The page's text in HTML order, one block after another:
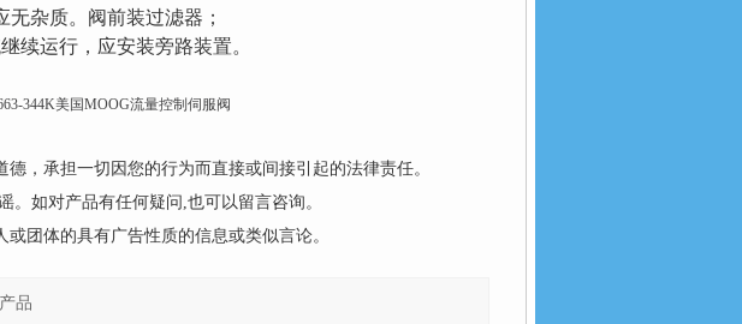
杂质。阀前装过滤器；
续运行，应安装旁路装置。
344K美国MOOG流量控制伺服阀
，承担一切因您的行为而直接或间接引起的法律责任。
如对产品有任何疑问,也可以留言咨询。
团体的具有广告性质的信息或类似言论。